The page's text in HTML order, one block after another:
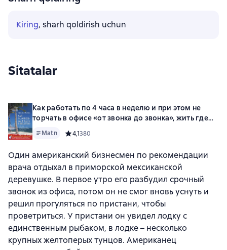
Kiring, sharh qoldirish uchun
Sitatalar
Как работать по 4 часа в неделю и при этом не
торчать в офисе «от звонка до звонка», жить где
Matn Средний рейтинг 4,1 на основе 380 оценок
4,1380
Один американский бизнесмен по рекомендации
врача отдыхал в приморской мексиканской
деревушке. В первое утро его разбудил срочный
звонок из офиса, потом он не смог вновь уснуть и
решил прогуляться по пристани, чтобы
проветриться. У пристани он увидел лодку с
единственным рыбаком, в лодке – несколько
крупных желтоперых тунцов. Американец